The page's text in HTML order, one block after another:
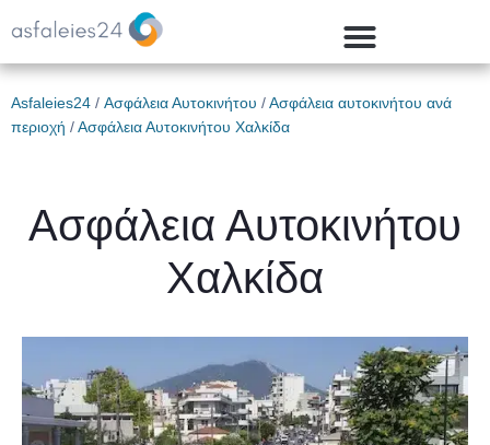
Asfaleies24 / Ασφάλεια Αυτοκινήτου /Ασφάλεια αυτοκινήτου ανά
περιοχή /Ασφάλεια Αυτοκινήτου Χαλκίδα
Ασφάλεια Αυτοκινήτου
Χαλκίδα